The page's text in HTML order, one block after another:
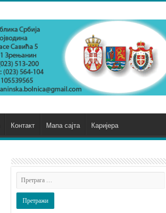
Контакт Мапа сајта Каријера